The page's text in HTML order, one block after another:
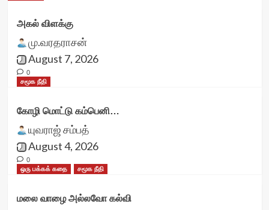
அகல் விளக்கு
மு.வரதராசன்
August 7, 2026
0
சமூக நீதி
கோழி மொட்டு கம்பெனி…
யுவராஜ் சம்பத்
August 4, 2026
0
ஒரு பக்கக் கதை
சமூக நீதி
மலை வாழை அல்லவோ கல்வி